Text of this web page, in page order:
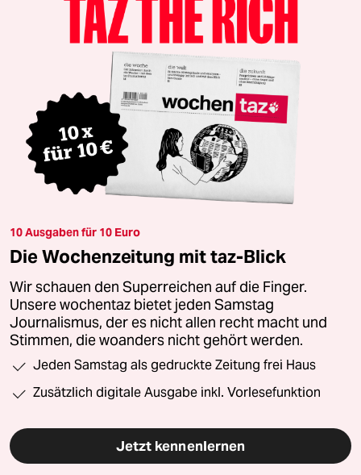
10 Ausgaben für 10 Euro
Die Wochenzeitung mit taz-Blick
Wir schauen den Superreichen auf die Finger.
Unsere wochentaz bietet jeden Samstag
Journalismus, der es nicht allen recht macht und
Stimmen, die woanders nicht gehört werden.
Jeden Samstag als gedruckte Zeitung frei Haus
Zusätzlich digitale Ausgabe inkl. Vorlesefunktion
Jetzt kennenlernen